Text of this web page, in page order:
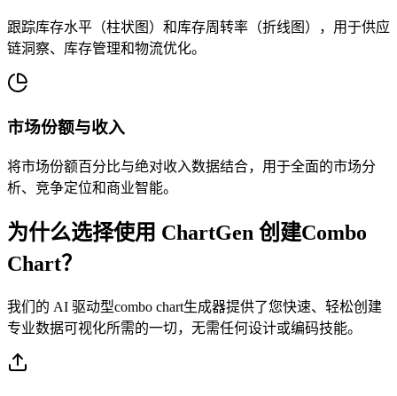
跟踪库存水平（柱状图）和库存周转率（折线图），用于供应
链洞察、库存管理和物流优化。
市场份额与收入
将市场份额百分比与绝对收入数据结合，用于全面的市场分
析、竞争定位和商业智能。
为什么选择使用 ChartGen 创建Combo
Chart？
我们的 AI 驱动型combo chart生成器提供了您快速、轻松创建
专业数据可视化所需的一切，无需任何设计或编码技能。